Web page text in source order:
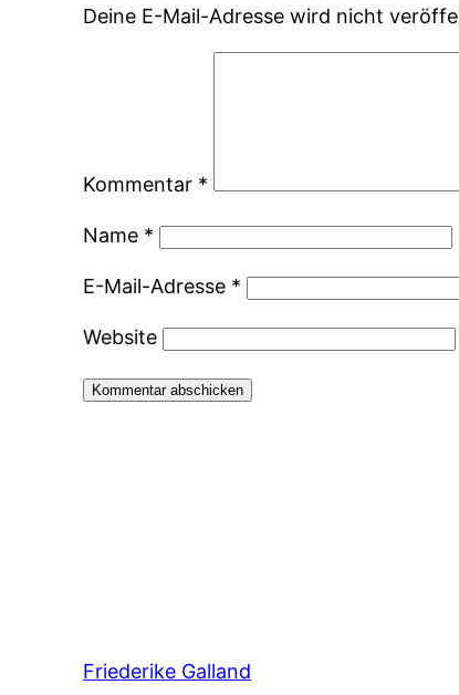
Deine E-Mail-Adresse wird nicht
Kommentar *
Name *
E-Mail-Adresse *
Website
Friederike Galland